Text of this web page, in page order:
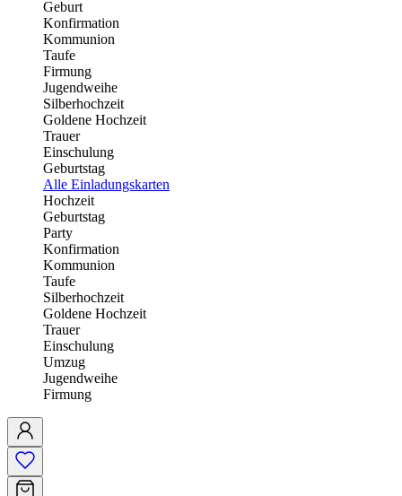
Geburt
Konfirmation
Kommunion
Taufe
Firmung
Jugendweihe
Silberhochzeit
Goldene Hochzeit
Trauer
Einschulung
Geburtstag
Alle Einladungskarten
Hochzeit
Geburtstag
Party
Konfirmation
Kommunion
Taufe
Silberhochzeit
Goldene Hochzeit
Trauer
Einschulung
Umzug
Jugendweihe
Firmung